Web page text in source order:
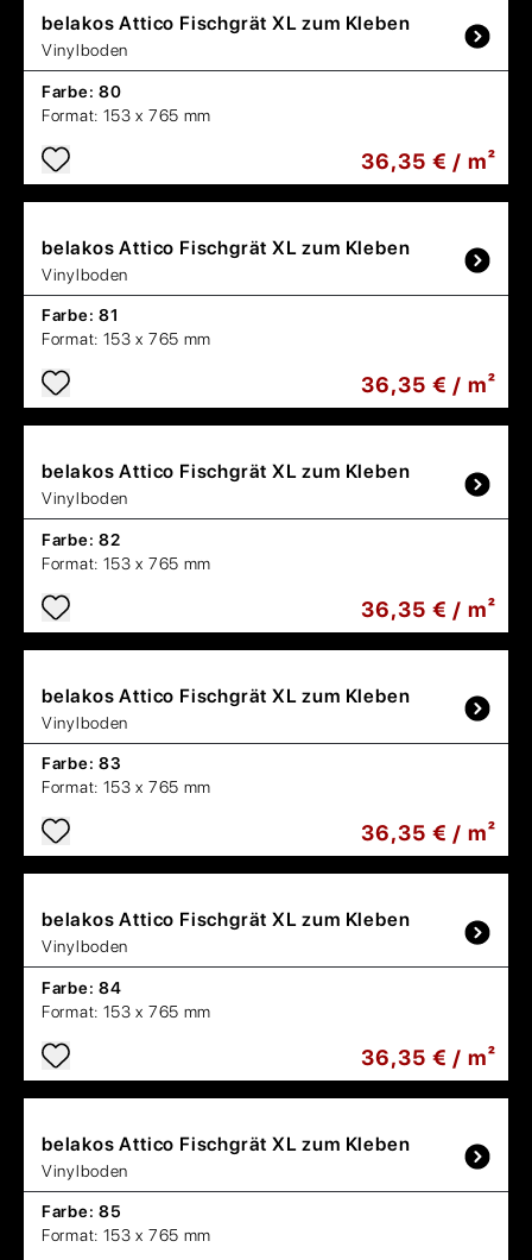
belakosAttico Fischgrät XL zum Kleben
Vinylboden
Farbe: 80
Format: 153 x 765 mm
36,35 € / m²
belakosAttico Fischgrät XL zum Kleben
Vinylboden
Farbe: 81
Format: 153 x 765 mm
36,35 € / m²
belakosAttico Fischgrät XL zum Kleben
Vinylboden
Farbe: 82
Format: 153 x 765 mm
36,35 € / m²
belakosAttico Fischgrät XL zum Kleben
Vinylboden
Farbe: 83
Format: 153 x 765 mm
36,35 € / m²
belakosAttico Fischgrät XL zum Kleben
Vinylboden
Farbe: 84
Format: 153 x 765 mm
36,35 € / m²
belakosAttico Fischgrät XL zum Kleben
Vinylboden
Farbe: 85
Format: 153 x 765 mm